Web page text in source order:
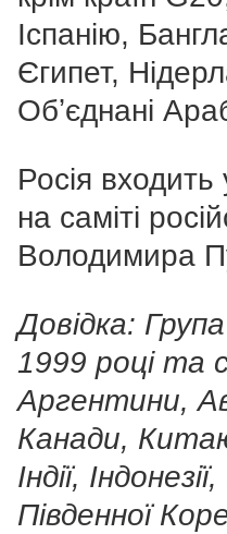
Іспанію,
Єгипет,
Обʼєднані
Росія
на саміті
Володимира
Довідка:
1999 році та
Аргентини,
Канади,
Індії,
Південної